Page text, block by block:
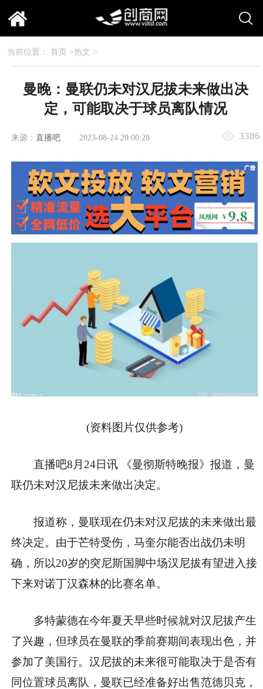
当前位置： 首页 >热文 >
曼晚：曼联仍未对汉尼拔未来做出决
定，可能取决于球员离队情况
来源： 直播吧 2023-08-24 20:00:28 3386
(资料图片仅供参考)
直播吧8月24日讯 《曼彻斯特晚报》报道，曼
联仍未对汉尼拔未来做出决定。
报道称，曼联现在仍未对汉尼拔的未来做出最
终决定。由于芒特受伤，马奎尔能否出战仍未明
确，所以20岁的突尼斯国脚中场汉尼拔有望进入接
下来对诺丁汉森林的比赛名单。
多特蒙德在今年夏天早些时候就对汉尼拔产生
了兴趣，但球员在曼联的季前赛期间表现出色，并
参加了美国行。汉尼拔的未来很可能取决于是否有
同位置球员离队，曼联已经准备好出售范德贝克，